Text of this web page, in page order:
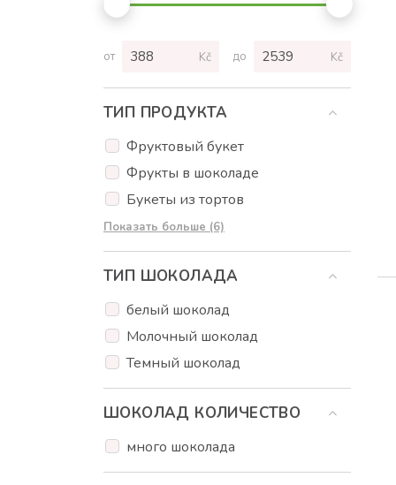
от Kč до Kč
ТИП ПРОДУКТА
Фруктовый букет
Фрукты в шоколаде
Букеты из тортов
Торты
Кексы
Пирожное на палочке
Цветы
Колбасные букеты
Подарочные наборы
Показать больше (6)
ТИП ШОКОЛАДА
белый шоколад
Молочный шоколад
Темный шоколад
ШОКОЛАД КОЛИЧЕСТВО
много шоколада